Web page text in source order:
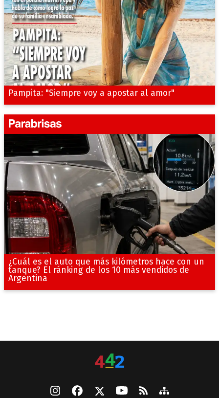
Pampita: "Siempre voy a apostar al amor"
¿Cuál es el auto que más kilómetros hace con un
tanque? El ránking de los 10 más vendidos de
Argentina